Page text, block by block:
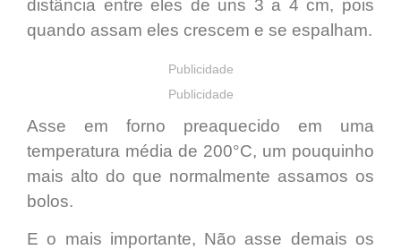
distância entre eles de uns 3 a 4 cm, pois
quando assam eles crescem e se espalham.
Publicidade
Publicidade
Asse em forno preaquecido em uma
temperatura média de 200°C, um pouquinho
mais alto do que normalmente assamos os
bolos.
E o mais importante, Não asse demais os